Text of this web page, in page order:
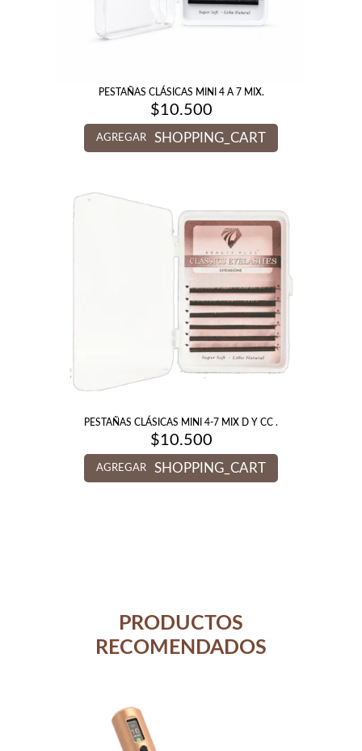
PESTAÑAS CLÁSICAS MINI 4 A 7 MIX.
$10.500
AGREGAR SHOPPING_CART
PESTAÑAS CLÁSICAS MINI 4-7 MIX D Y CC .
$10.500
AGREGAR SHOPPING_CART
PRODUCTOS
RECOMENDADOS